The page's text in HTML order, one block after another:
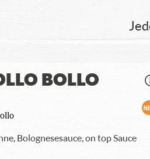
BOLLO
Bolognesesauce, on top Sauce